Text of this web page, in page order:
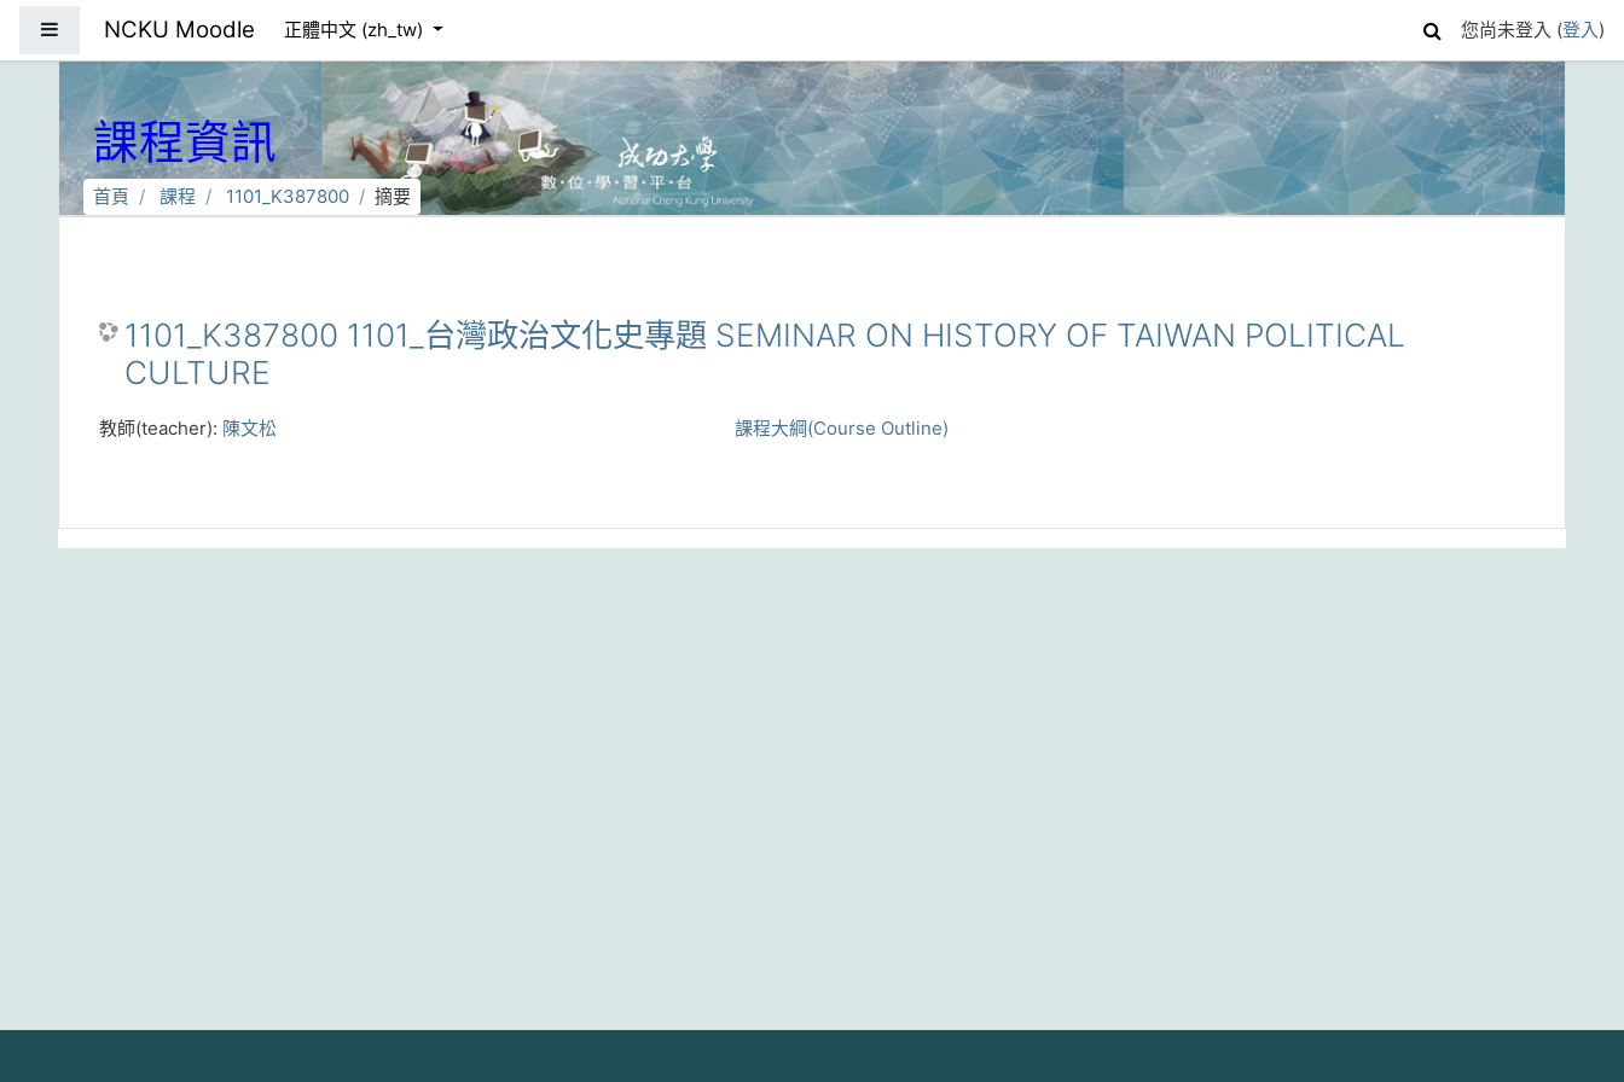
NCKU Moodle 正體中文 ‎(zh_tw)‎ 您尚未登入 (登入)
課程資訊
首頁 課程 1101_K387800 摘要
1101_K387800 1101_台灣政治文化史專題 SEMINAR ON HISTORY OF TAIWAN POLITICAL
CULTURE
課程大綱(Course Outline)
教師(teacher): 陳文松